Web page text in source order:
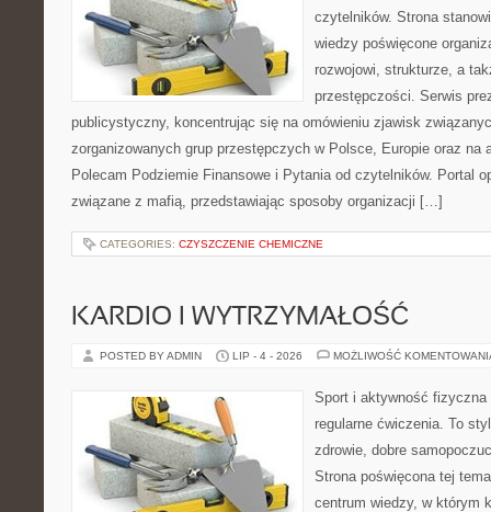
czytelników. Strona
wiedzy poświęcone
rozwojowi, strukturze, a
przestępczości. Serwis
publicystyczny, koncentrując się na omówieniu zjawisk
zorganizowanych grup przestępczych w Polsce, Europie oraz na
Polecam Podziemie Finansowe i Pytania od czytelników. Portal
związane z mafią, przedstawiając sposoby organizacji […]
CATEGORIES: CZYSZCZENIE CHEMICZNE
KARDIO I WYTRZYMAŁOŚĆ
POSTED BY ADMIN LIP - 4 - 2026 MOŻLIWOŚĆ
Sport i aktywność
regularne ćwiczenia. To
zdrowie, dobre
Strona poświęcona tej
centrum wiedzy, w którym